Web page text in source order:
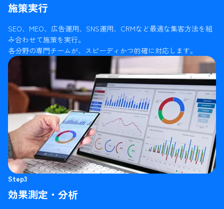
施策実行
SEO、MEO、広告運用、SNS運用、CRMなど最適な集客方法を組
み合わせて施策を実行。
各分野の専門チームが、スピーディかつ的確に対応します。
Step3
効果測定・分析